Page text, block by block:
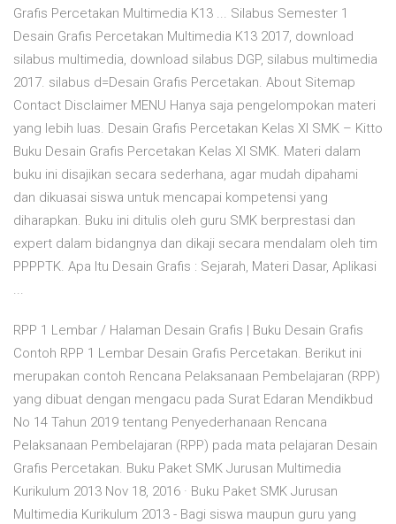
Grafis Percetakan Multimedia K13 ... Silabus Semester 1
Desain Grafis Percetakan Multimedia K13 2017, download
silabus multimedia, download silabus DGP, silabus multimedia
2017. silabus d=Desain Grafis Percetakan. About Sitemap
Contact Disclaimer MENU Hanya saja pengelompokan materi
yang lebih luas. Desain Grafis Percetakan Kelas XI SMK – Kitto
Buku Desain Grafis Percetakan Kelas XI SMK. Materi dalam
buku ini disajikan secara sederhana, agar mudah dipahami
dan dikuasai siswa untuk mencapai kompetensi yang
diharapkan. Buku ini ditulis oleh guru SMK berprestasi dan
expert dalam bidangnya dan dikaji secara mendalam oleh tim
PPPPTK. Apa Itu Desain Grafis : Sejarah, Materi Dasar, Aplikasi
...
RPP 1 Lembar / Halaman Desain Grafis | Buku Desain Grafis
Contoh RPP 1 Lembar Desain Grafis Percetakan. Berikut ini
merupakan contoh Rencana Pelaksanaan Pembelajaran (RPP)
yang dibuat dengan mengacu pada Surat Edaran Mendikbud
No 14 Tahun 2019 tentang Penyederhanaan Rencana
Pelaksanaan Pembelajaran (RPP) pada mata pelajaran Desain
Grafis Percetakan. Buku Paket SMK Jurusan Multimedia
Kurikulum 2013 Nov 18, 2016 · Buku Paket SMK Jurusan
Multimedia Kurikulum 2013 - Bagi siswa maupun guru yang